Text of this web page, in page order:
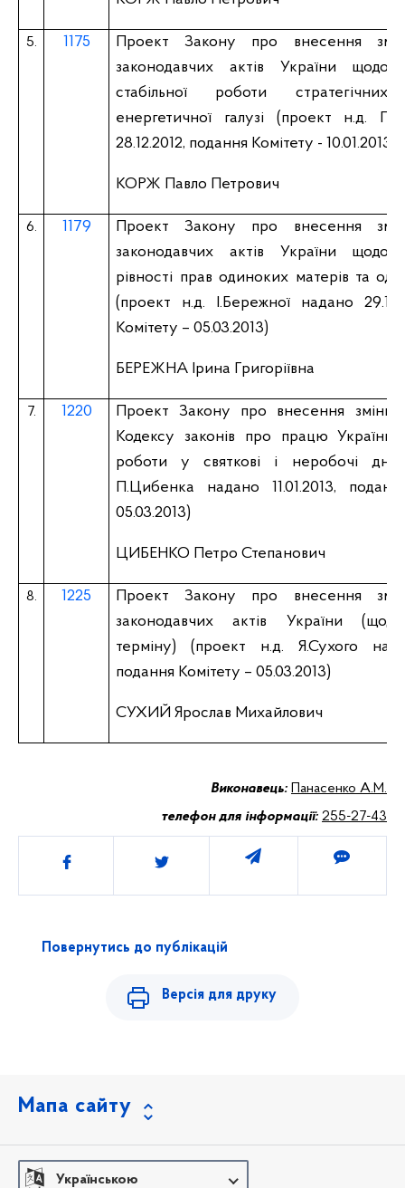
5. 1175
Проект Закону про внесення
законодавчих актів України щодо
стабільної роботи стратегічних
енергетичної галузі (проект н.д.
28.12.2012, подання Комітету - 10.01.2013)
КОРЖ Павло Петрович
6. 1179
Проект Закону про внесення
законодавчих актів України щодо
рівності прав одиноких матерів та
(проект н.д. І.Бережної надано
Комітету – 05.03.2013)
БЕРЕЖНА Ірина Григоріївна
7. 1220
Проект Закону про внесення зміни
Кодексу законів про працю України
роботи у святкові і неробочі
П.Цибенка надано 11.01.2013,
05.03.2013)
ЦИБЕНКО Петро Степанович
8. 1225
Проект Закону про внесення
законодавчих актів України
терміну) (проект н.д. Я.Сухого
подання Комітету – 05.03.2013)
СУХИЙ Ярослав Михайлович
Виконавець: Панасенко А.М.
телефон для інформації: 255-27-43
Поділитись
Повернутись до публікацій
Версія для друку
Мапа сайту
Українською